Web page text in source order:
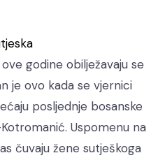
godine obilježavaju se
je ovo kada se vjernici
posljednje bosanske
Uspomenu na
čuvaju žene sutješkoga